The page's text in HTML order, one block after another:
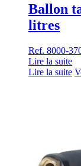
Ballon
litres
Ref. 8000-
Lire la suite
Lire la suite